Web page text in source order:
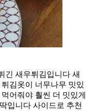
긴 새우튀김입니다 새
김옷이 너무나무 밋있
어줘야 훨씬 더 밋있게
입니다 사이드로 추천